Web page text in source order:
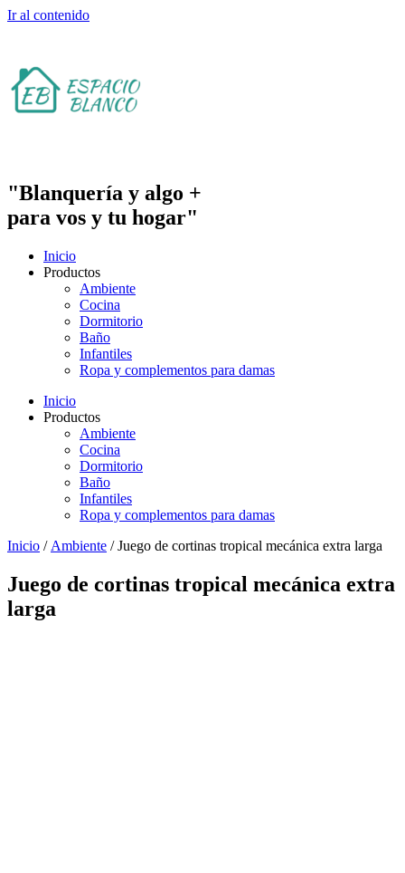
Ir al contenido
"Blanquería y algo +
para vos y tu hogar"
Inicio
Productos
Ambiente
Cocina
Dormitorio
Baño
Infantiles
Ropa y complementos para damas
Inicio
Productos
Ambiente
Cocina
Dormitorio
Baño
Infantiles
Ropa y complementos para damas
Inicio / Ambiente / Juego de cortinas tropical mecánica extra larga
Juego de cortinas tropical mecánica extra
larga